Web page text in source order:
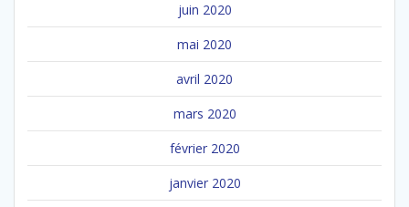
juin 2020
mai 2020
avril 2020
mars 2020
février 2020
janvier 2020